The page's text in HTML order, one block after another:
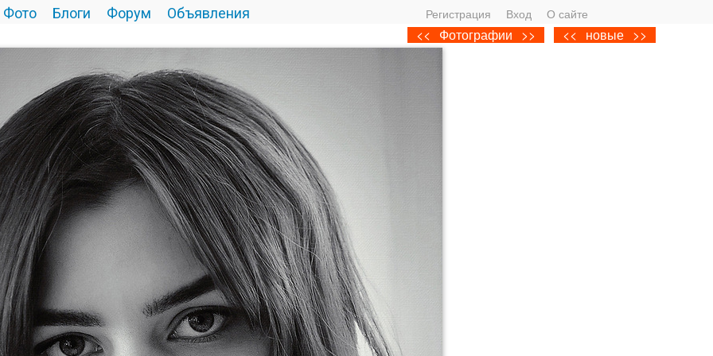
Фото Блоги Форум Объявления Регистрация Вход О сайте
<< новые >>
<< Фотографии >>